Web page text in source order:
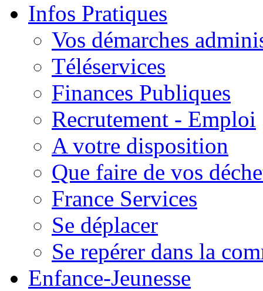
Infos Pratiques
Vos démarches
Téléservices
Finances Publiques
Recrutement - Emploi
A votre disposition
Que faire de vos
France Services
Se déplacer
Se repérer dans la
Enfance-Jeunesse